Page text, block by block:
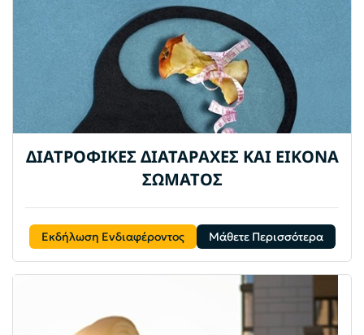
ΔΙΑΤΡΟΦΙΚΕΣ ΔΙΑΤΑΡΑΧΕΣ ΚΑΙ ΕΙΚΟΝΑ
ΣΩΜΑΤΟΣ
Εκδήλωση Ενδιαφέροντος Μάθετε Περισσότερα